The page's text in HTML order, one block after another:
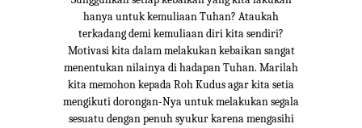
hanya untuk kemuliaan Tuhan? Ataukah
terkadang demi kemuliaan diri kita sendiri?
Motivasi kita dalam melakukan kebaikan sangat
menentukan nilainya di hadapan Tuhan. Marilah
kita memohon kepada Roh Kudus agar kita setia
mengikuti dorongan-Nya untuk melakukan segala
sesuatu dengan penuh syukur karena mengasihi